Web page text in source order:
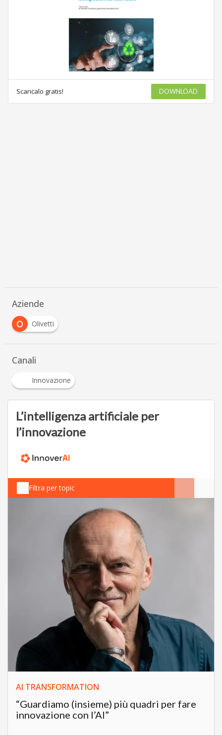
Scaricalo gratis! DOWNLOAD
Aziende
O
Olivetti
Canali
Innovazione
L’intelligenza artificiale per
l’innovazione
Filtra per topic
AI TRANSFORMATION
“Guardiamo (insieme) più quadri per fare
innovazione con l’AI”